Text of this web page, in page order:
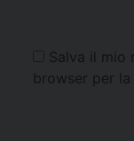
Salva il mio
browser per